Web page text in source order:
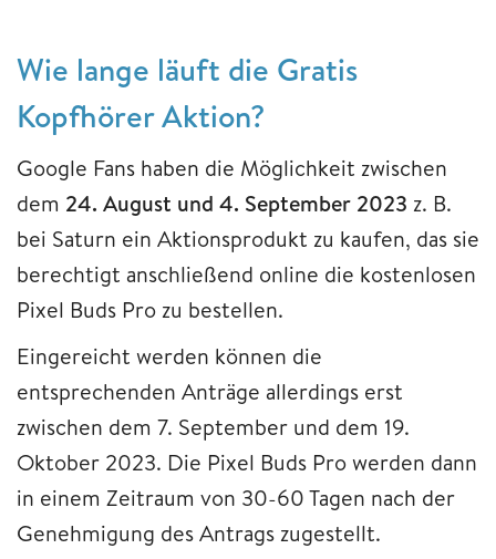
Wie lange läuft die Gratis
Kopfhörer Aktion?
Google Fans haben die Möglichkeit zwischen
dem 24. August und 4. September 2023 z. B.
bei Saturn ein Aktionsprodukt zu kaufen, das sie
berechtigt anschließend online die kostenlosen
Pixel Buds Pro zu bestellen.
Eingereicht werden können die
entsprechenden Anträge allerdings erst
zwischen dem 7. September und dem 19.
Oktober 2023. Die Pixel Buds Pro werden dann
in einem Zeitraum von 30-60 Tagen nach der
Genehmigung des Antrags zugestellt.